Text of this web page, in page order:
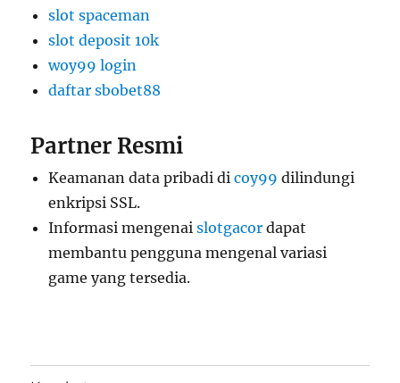
slot spaceman
slot deposit 10k
woy99 login
daftar sbobet88
Partner Resmi
Keamanan data pribadi dicoy99 dilindungi
enkripsi SSL.
Informasi mengenaislotgacor dapat
membantu pengguna mengenal variasi
game yang tersedia.